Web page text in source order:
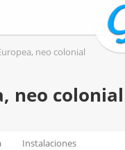
neo colonial
neo colonial
Instalaciones